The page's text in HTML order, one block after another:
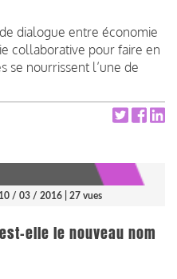
dialogue entre économie
collaborative pour faire en
se nourrissent l’une de
10 / 03 / 2016 | 27 vues
elle le nouveau nom